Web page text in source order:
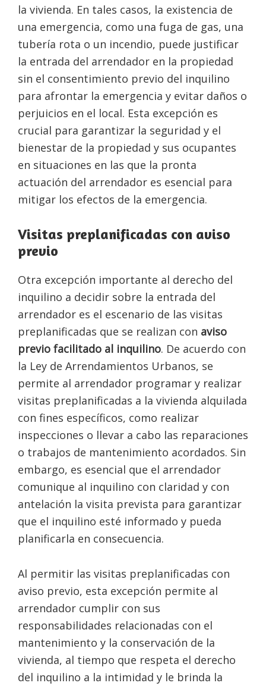
la vivienda. En tales casos, la existencia de
una emergencia, como una fuga de gas, una
tubería rota o un incendio, puede justificar
la entrada del arrendador en la propiedad
sin el consentimiento previo del inquilino
para afrontar la emergencia y evitar daños o
perjuicios en el local. Esta excepción es
crucial para garantizar la seguridad y el
bienestar de la propiedad y sus ocupantes
en situaciones en las que la pronta
actuación del arrendador es esencial para
mitigar los efectos de la emergencia.
Visitas preplanificadas con aviso
previo
Otra excepción importante al derecho del
inquilino a decidir sobre la entrada del
arrendador es el escenario de las visitas
preplanificadas que se realizan con aviso
previo facilitado al inquilino. De acuerdo con
la Ley de Arrendamientos Urbanos, se
permite al arrendador programar y realizar
visitas preplanificadas a la vivienda alquilada
con fines específicos, como realizar
inspecciones o llevar a cabo las reparaciones
o trabajos de mantenimiento acordados. Sin
embargo, es esencial que el arrendador
comunique al inquilino con claridad y con
antelación la visita prevista para garantizar
que el inquilino esté informado y pueda
planificarla en consecuencia.
Al permitir las visitas preplanificadas con
aviso previo, esta excepción permite al
arrendador cumplir con sus
responsabilidades relacionadas con el
mantenimiento y la conservación de la
vivienda, al tiempo que respeta el derecho
del inquilino a la intimidad y le brinda la